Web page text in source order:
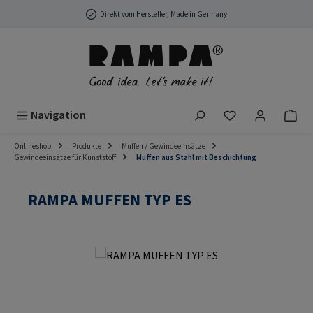
Zum Hauptinhalt springenDirekt vom Hersteller, Made in Germany
Navigation Du hast 0
Onlineshop Produkte
Muffen / Gewindeeinsätze
Gewindeeinsätze für Kunststoff
Muffen aus Stahl mit Beschichtung
RAMPA MUFFEN TYP ES
Bildergalerie überspringen